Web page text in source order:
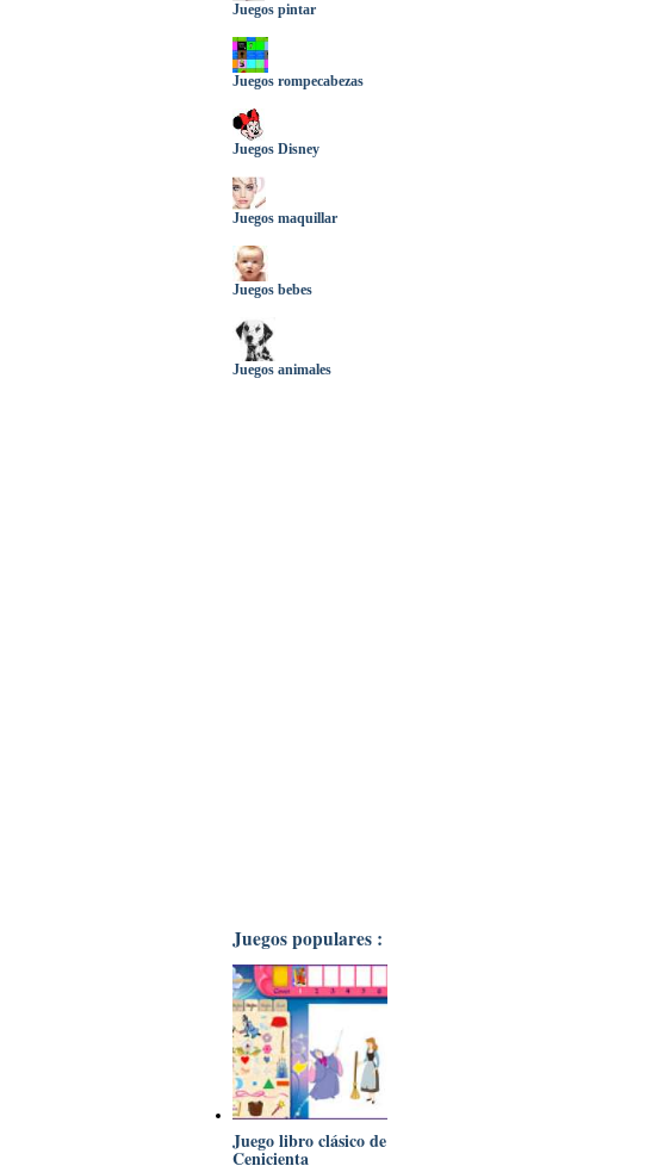
Juegos pintar
Juegos rompecabezas
Juegos Disney
Juegos maquillar
Juegos bebes
Juegos animales
Juegos populares :
Juego libro clásico de
Cenicienta